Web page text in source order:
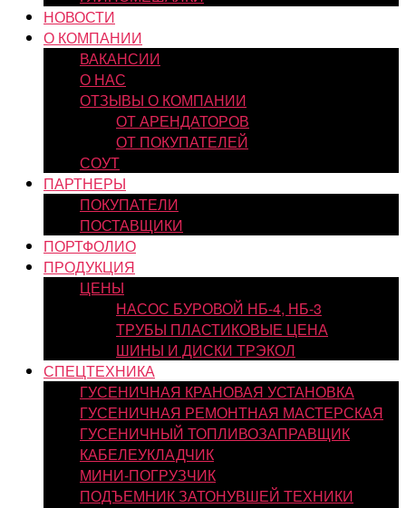
НОВОСТИ
О КОМПАНИИ
ВАКАНСИИ
О НАС
ОТЗЫВЫ О КОМПАНИИ
ОТ АРЕНДАТОРОВ
ОТ ПОКУПАТЕЛЕЙ
СОУТ
ПАРТНЕРЫ
ПОКУПАТЕЛИ
ПОСТАВЩИКИ
ПОРТФОЛИО
ПРОДУКЦИЯ
ЦЕНЫ
НАСОС БУРОВОЙ НБ-4, НБ-3
ТРУБЫ ПЛАСТИКОВЫЕ ЦЕНА
ШИНЫ И ДИСКИ ТРЭКОЛ
СПЕЦТЕХНИКА
ГУСЕНИЧНАЯ КРАНОВАЯ УСТАНОВКА
ГУСЕНИЧНАЯ РЕМОНТНАЯ МАСТЕРСКАЯ
ГУСЕНИЧНЫЙ ТОПЛИВОЗАПРАВЩИК
КАБЕЛЕУКЛАДЧИК
МИНИ-ПОГРУЗЧИК
ПОДЪЕМНИК ЗАТОНУВШЕЙ ТЕХНИКИ